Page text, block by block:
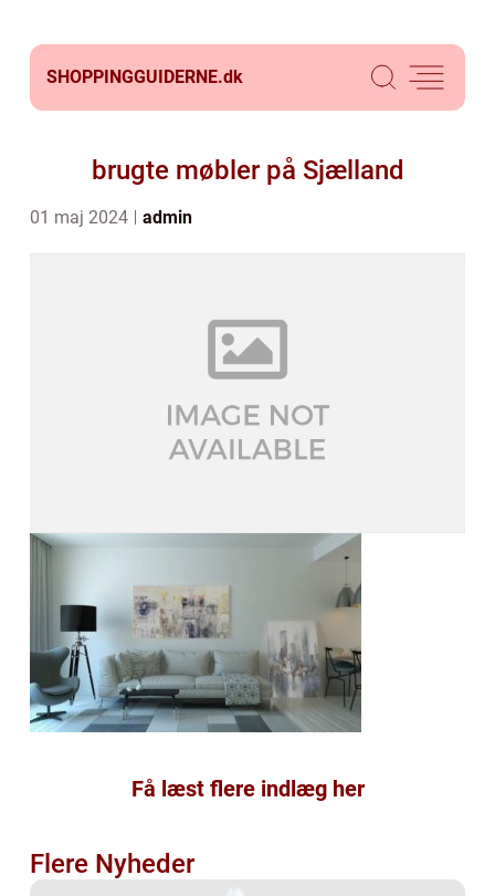
SHOPPINGGUIDERNE.dk
brugte møbler på Sjælland
01 maj 2024 admin
Få læst flere indlæg her
Flere Nyheder